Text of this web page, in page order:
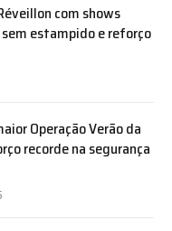
com shows
estampido e reforço
Operação Verão da
recorde na segurança